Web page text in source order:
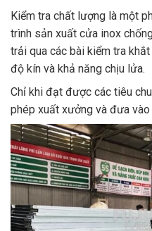
Kiểm tra chất lượng là một
trình sản xuất cửa inox
trải qua các bài kiểm tra
độ kín và khả năng chịu lửa.
Chỉ khi đạt được các tiêu
phép xuất xưởng và đưa